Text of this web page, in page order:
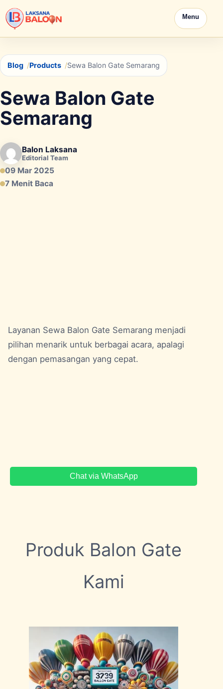
Menu
Blog Products Sewa Balon Gate Semarang
Sewa Balon Gate
Semarang
Balon Laksana
Editorial Team
09 Mar 2025
7 Menit Baca
Layanan Sewa Balon Gate Semarang menjadi
pilihan menarik untuk berbagai acara, apalagi
dengan pemasangan yang cepat.
Chat via WhatsApp
Produk Balon Gate
Kami